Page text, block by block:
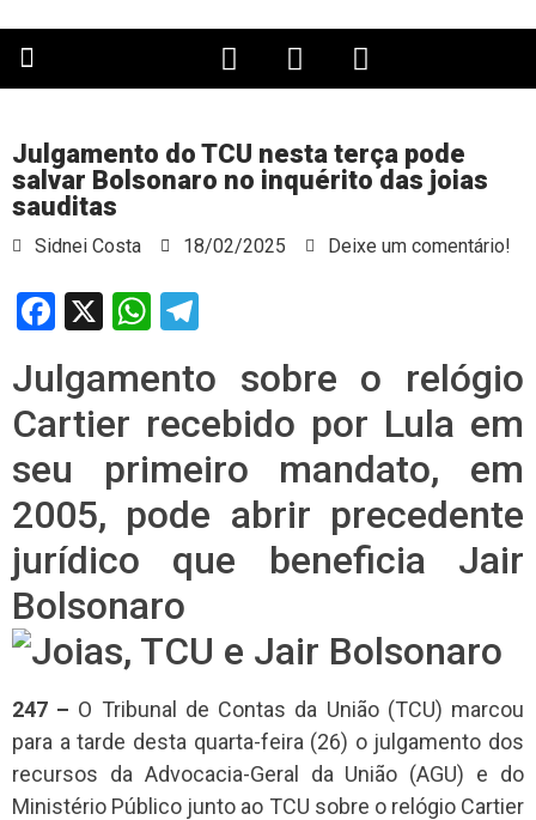
Julgamento do TCU nesta terça pode
salvar Bolsonaro no inquérito das joias
sauditas
Sidnei Costa 18/02/2025 Deixe um comentário!
Facebook
X WhatsApp
Julgamento sobre o relógio
Cartier recebido por Lula em
seu primeiro mandato, em
2005, pode abrir precedente
jurídico que beneficia Jair
Bolsonaro
247 – O Tribunal de Contas da União (TCU) marcou
para a tarde desta quarta-feira (26) o julgamento dos
recursos da Advocacia-Geral da União (AGU) e do
Ministério Público junto ao TCU sobre o relógio Cartier